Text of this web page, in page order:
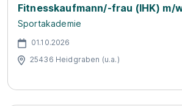
Fitnesskaufmann/-frau (IHK) m/
Sportakademie
01.10.2026
25436 Heidgraben (u.a.)